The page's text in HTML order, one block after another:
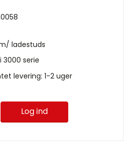
m/ ladestuds
3000 serie
levering: 1-2 uger
Log ind